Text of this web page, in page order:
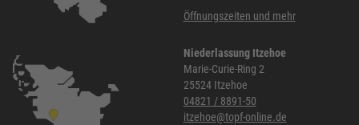
Öffnungszeiten und mehr
Niederlassung Itzehoe
Marie-Curie-Ring 2
25524 Itzehoe
04821 / 8891-50
itzehoe@topf-online.de